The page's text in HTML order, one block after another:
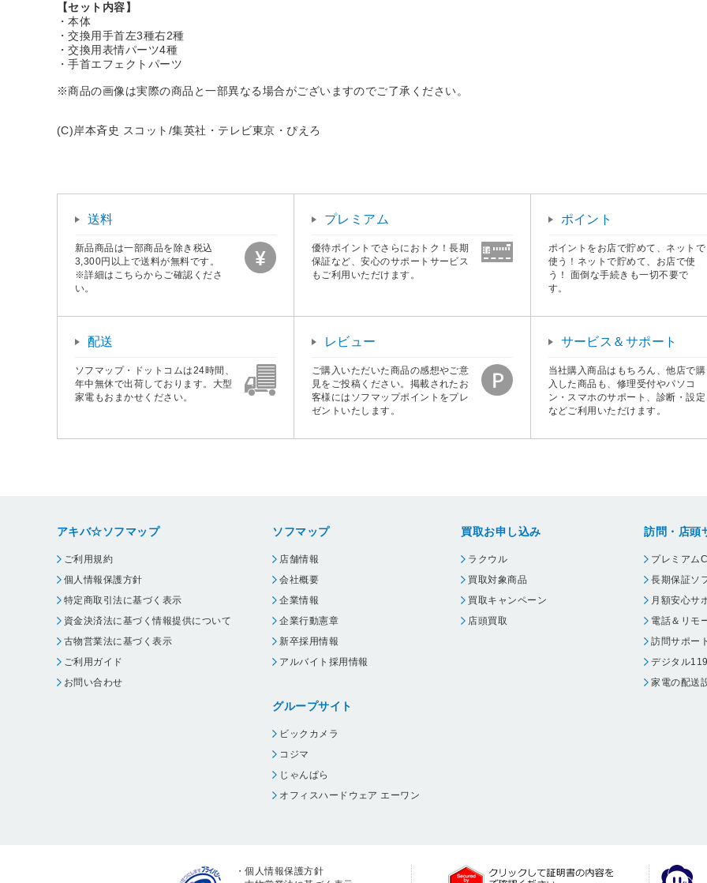
【セット内容】
・本体
・交換用手首左3種右2種
・交換用表情パーツ4種
・手首エフェクトパーツ
※商品の画像は実際の商品と一部異なる場合がございますのでご了承ください。
(C)岸本斉史 スコット/集英社・テレビ東京・ぴえろ
送料
新品商品は一部商品を除き税込
3,300円以上で送料が無料です。
※詳細はこちらからご確認くださ
い。
プレミアム
優待ポイントでさらにおトク！長期
保証など、安心のサポートサービス
もご利用いただけます。
ポイント
ポイントをお店で貯めて、ネットで
使う！ネットで貯めて、お店で使
う！ 面倒な手続きも一切不要で
す。
配送
ソフマップ・ドットコムは24時間、
年中無休で出荷しております。大型
家電もおまかせください。
レビュー
ご購入いただいた商品の感想やご意
見をご投稿ください。掲載されたお
客様にはソフマップポイントをプレ
ゼントいたします。
サービス＆サポート
当社購入商品はもちろん、他店で購
入した商品も、修理受付やパソコ
ン・スマホのサポート、診断・設定
などご利用いただけます。
アキバ☆ソフマップ
ご利用規約
個人情報保護方針
特定商取引法に基づく表示
資金決済法に基づく情報提供について
古物営業法に基づく表示
ご利用ガイド
お問い合わせ
ソフマップ
店舗情報
会社概要
企業情報
企業行動憲章
新卒採用情報
アルバイト採用情報
グループサイト
ビックカメラ
コジマ
じゃんぱら
オフィスハードウェア エーワン
買取お申し込み
ラクウル
買取対象商品
買取キャンペーン
店頭買取
訪問・店頭
プレミアム
長期保証ソ
月額安心サ
電話＆リモ
訪問サポー
デジタル
家電の配送
・個人情報保護方針